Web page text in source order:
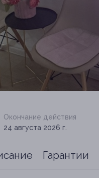
Окончание действия
24 августа 2026 г.
Гарантии